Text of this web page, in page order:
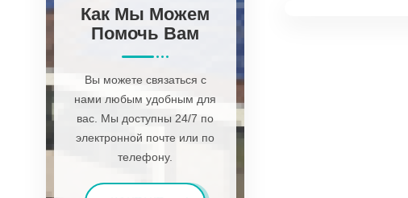
Как Мы Можем
Помочь Вам
Вы можете связаться с
нами любым удобным для
вас. Мы доступны 24/7 по
электронной почте или по
телефону.